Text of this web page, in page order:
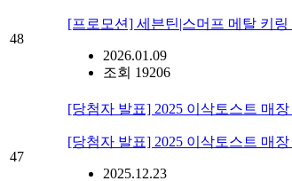
48
[프로모션] 세븐틴|스머프 메탈 키링
2026.01.09
조회 19206
47
[당첨자 발표] 2025 이삭토스트 매장
[당첨자 발표] 2025 이삭토스트 매장
2025.12.23